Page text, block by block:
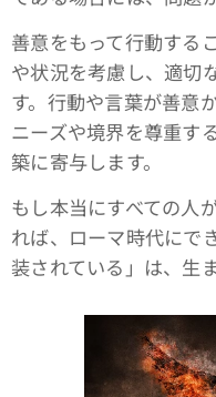
善意をもって行動する
や状況を考慮し、適切
す。行動や言葉が善意
ニーズや境界を尊重す
築に寄与します。
もし本当にすべての人
れば、ローマ時代にで
装されている」は、生